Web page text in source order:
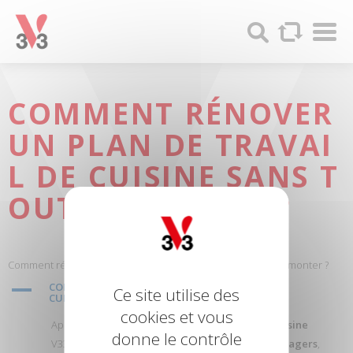
V33
Peintures
COMMENT RÉNOVER
UN PLAN DE TRAVAI
L DE CUISINE SANS T
OUT DÉMONTER ?
Comment rénover un plan de travail de cuisine sans tout démonter ?
A COMMENT RÉNOVER UN PLAN DE TRAVAIL DE
CUISINE SANS TOUT DÉMONTER ?
Appliquez la
Peinture Rénovation Perfection Cuisine
V33, résistante auxchocs,tachesetproduits ménagers,
Ce site utilise des
cookies et vous
donne le contrôle